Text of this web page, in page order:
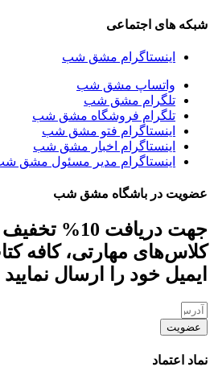
شبکه های اجتماعی
اینستاگرام مشق شب
واتساپ مشق شب
تلگرام مشق شب
تلگرام فروشگاه مشق شب
اینستاگرام فتو مشق شب
اینستاگرام اخبار مشق شب
اینستاگرام مدیر مسئول مشق
عضویت در باشگاه مشق شب
جهت دریافت 10%
کلاس‌های مهارتی، کافه
ایمیل خود را ارسال نمایید
عضویت
نماد اعتماد